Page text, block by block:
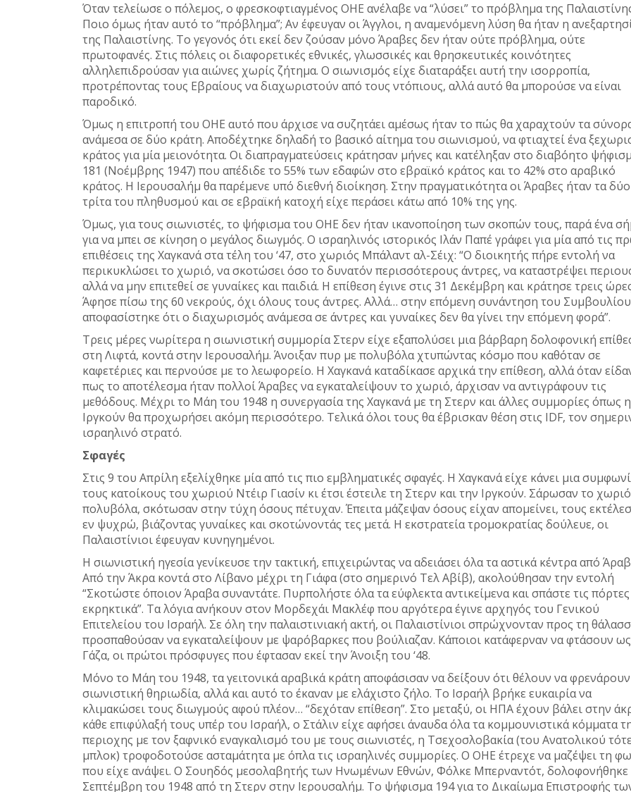
Όταν τελείωσε ο πόλεμος, ο φρεσκοφτιαγμένος ΟΗΕ ανέλαβε να “λύσει” το πρόβλημα της
Ποιο όμως ήταν αυτό το “πρόβλημα”; Αν έφευγαν οι Άγγλοι, η αναμενόμενη λύση θα ήταν η
της Παλαιστίνης. Το γεγονός ότι εκεί δεν ζούσαν μόνο Άραβες δεν ήταν ούτε πρόβλημα, ούτε
πρωτοφανές. Στις πόλεις οι διαφορετικές εθνικές, γλωσσικές και θρησκευτικές κοινότητες
αλληλεπιδρούσαν για αιώνες χωρίς ζήτημα. Ο σιωνισμός είχε διαταράξει αυτή την ισορροπία,
προτρέποντας τους Εβραίους να διαχωριστούν από τους ντόπιους, αλλά αυτό θα μπορούσε να είναι
παροδικό.
Όμως η επιτροπή του ΟΗΕ αυτό που άρχισε να συζητάει αμέσως ήταν το πώς θα χαραχτούν τα
ανάμεσα σε δύο κράτη. Αποδέχτηκε δηλαδή το βασικό αίτημα του σιωνισμού, να φτιαχτεί ένα
κράτος για μία μειονότητα. Οι διαπραγματεύσεις κράτησαν μήνες και κατέληξαν στο διαβόητο
181 (Νοέμβρης 1947) που απέδιδε το 55% των εδαφών στο εβραϊκό κράτος και το 42% στο αραβικό
κράτος. Η Ιερουσαλήμ θα παρέμενε υπό διεθνή διοίκηση. Στην πραγματικότητα οι Άραβες ήταν τα δύο
τρίτα του πληθυσμού και σε εβραϊκή κατοχή είχε περάσει κάτω από 10% της γης.
Όμως, για τους σιωνιστές, το ψήφισμα του ΟΗΕ δεν ήταν ικανοποίηση των σκοπών τους, παρά ένα
για να μπει σε κίνηση ο μεγάλος διωγμός. Ο ισραηλινός ιστορικός Ιλάν Παπέ γράφει για μία από τις
επιθέσεις της Χαγκανά στα τέλη του ‘47, στο χωριός Μπάλαντ αλ-Σέιχ: “Ο διοικητής πήρε εντολή να
περικυκλώσει το χωριό, να σκοτώσει όσο το δυνατόν περισσότερους άντρες, να καταστρέψει
αλλά να μην επιτεθεί σε γυναίκες και παιδιά. Η επίθεση έγινε στις 31 Δεκέμβρη και κράτησε τρεις
Άφησε πίσω της 60 νεκρούς, όχι όλους τους άντρες. Αλλά… στην επόμενη συνάντηση του
αποφασίστηκε ότι ο διαχωρισμός ανάμεσα σε άντρες και γυναίκες δεν θα γίνει την επόμενη φορά”.
Τρεις μέρες νωρίτερα η σιωνιστική συμμορία Στερν είχε εξαπολύσει μια βάρβαρη δολοφονική
στη Λιφτά, κοντά στην Ιερουσαλήμ. Άνοιξαν πυρ με πολυβόλα χτυπώντας κόσμο που καθόταν σε
καφετέριες και περνούσε με το λεωφορείο. Η Χαγκανά καταδίκασε αρχικά την επίθεση, αλλά όταν
πως το αποτέλεσμα ήταν πολλοί Άραβες να εγκαταλείψουν το χωριό, άρχισαν να αντιγράφουν τις
μεθόδους. Μέχρι το Μάη του 1948 η συνεργασία της Χαγκανά με τη Στερν και άλλες συμμορίες όπως η
Ιργκούν θα προχωρήσει ακόμη περισσότερο. Τελικά όλοι τους θα έβρισκαν θέση στις IDF, τον
ισραηλινό στρατό.
Σφαγές
Στις 9 του Απρίλη εξελίχθηκε μία από τις πιο εμβληματικές σφαγές. Η Χαγκανά είχε κάνει μια
τους κατοίκους του χωριού Ντέιρ Γιασίν κι έτσι έστειλε τη Στερν και την Ιργκούν. Σάρωσαν το
πολυβόλα, σκότωσαν στην τύχη όσους πέτυχαν. Έπειτα μάζεψαν όσους είχαν απομείνει, τους
εν ψυχρώ, βιάζοντας γυναίκες και σκοτώνοντάς τες μετά. Η εκστρατεία τρομοκρατίας δούλευε, οι
Παλαιστίνιοι έφευγαν κυνηγημένοι.
Η σιωνιστική ηγεσία γενίκευσε την τακτική, επιχειρώντας να αδειάσει όλα τα αστικά κέντρα από
Από την Άκρα κοντά στο Λίβανο μέχρι τη Γιάφα (στο σημερινό Τελ Αβίβ), ακολούθησαν την εντολή
“Σκοτώστε όποιον Άραβα συναντάτε. Πυρπολήστε όλα τα εύφλεκτα αντικείμενα και σπάστε τις
εκρηκτικά”. Τα λόγια ανήκουν στον Μορδεχάι Μακλέφ που αργότερα έγινε αρχηγός του Γενικού
Επιτελείου του Ισραήλ. Σε όλη την παλαιστινιακή ακτή, οι Παλαιστίνιοι σπρώχνονταν προς τη
προσπαθούσαν να εγκαταλείψουν με ψαρόβαρκες που βούλιαζαν. Κάποιοι κατάφερναν να φτάσουν
Γάζα, οι πρώτοι πρόσφυγες που έφτασαν εκεί την Άνοιξη του ‘48.
Μόνο το Μάη του 1948, τα γειτονικά αραβικά κράτη αποφάσισαν να δείξουν ότι θέλουν να
σιωνιστική θηριωδία, αλλά και αυτό το έκαναν με ελάχιστο ζήλο. Το Ισραήλ βρήκε ευκαιρία να
κλιμακώσει τους διωγμούς αφού πλέον… “δεχόταν επίθεση”. Στο μεταξύ, οι ΗΠΑ έχουν βάλει στην
κάθε επιφύλαξή τους υπέρ του Ισραήλ, ο Στάλιν είχε αφήσει άναυδα όλα τα κομμουνιστικά κόμματα
περιοχης με τον ξαφνικό εναγκαλισμό του με τους σιωνιστές, η Τσεχοσλοβακία (του Ανατολικού τότε
μπλοκ) τροφοδοτούσε ασταμάτητα με όπλα τις ισραηλινές συμμορίες. Ο ΟΗΕ έτρεχε να μαζέψει τη
που είχε ανάψει. Ο Σουηδός μεσολαβητής των Ηνωμένων Εθνών, Φόλκε Μπερναντότ, δολοφονήθηκε
Σεπτέμβρη του 1948 από τη Στερν στην Ιερουσαλήμ. Το ψήφισμα 194 για το Δικαίωμα Επιστροφής